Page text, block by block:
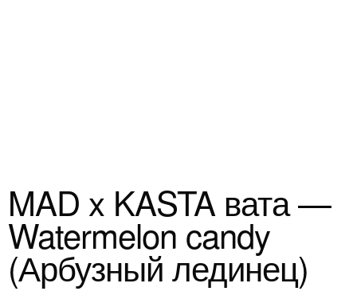
MAD x KASTA вата —
Watermelon candy
(Арбузный лединец)